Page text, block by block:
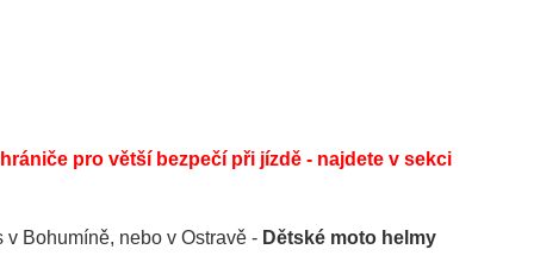
pro větší bezpečí při jízdě - najdete v sekci
Bohumíně, nebo v Ostravě - Dětské moto helmy